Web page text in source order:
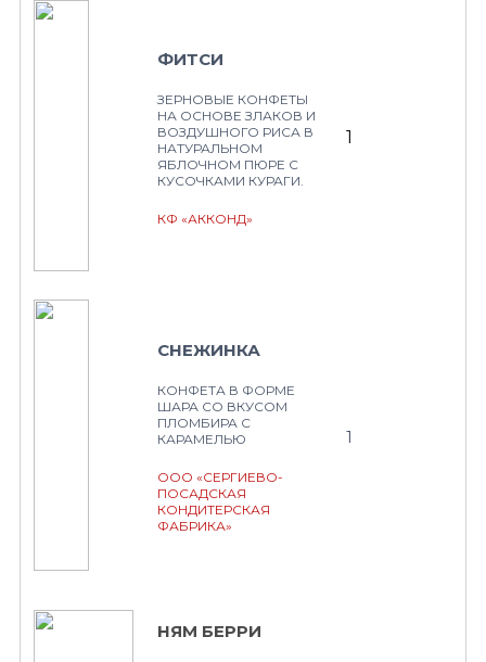
ФИТСИ
ЗЕРНОВЫЕ КОНФЕТЫ
НА ОСНОВЕ ЗЛАКОВ И
ВОЗДУШНОГО РИСА В
НАТУРАЛЬНОМ
ЯБЛОЧНОМ ПЮРЕ С
КУСОЧКАМИ КУРАГИ.
КФ «АККОНД»
1
СНЕЖИНКА
КОНФЕТА В ФОРМЕ
ШАРА СО ВКУСОМ
ПЛОМБИРА С
КАРАМЕЛЬЮ
ООО «СЕРГИЕВО-
ПОСАДСКАЯ
КОНДИТЕРСКАЯ
ФАБРИКА»
1
НЯМ БЕРРИ